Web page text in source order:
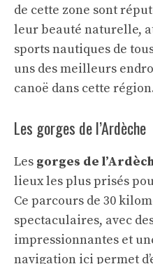
de cette zone sont
leur beauté naturelle,
sports nautiques de
uns des meilleurs
canoë dans cette
Les gorges de l’Ardèche
Les gorges de
lieux les plus prisés
Ce parcours de 30
spectaculaires, avec
impressionnantes et
navigation ici permet